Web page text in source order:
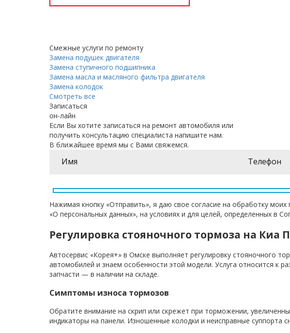
Смежные услуги по ремонту
Замена подушек двигателя
Замена ступичного подшипника
Замена масла и масляного фильтра двигателя
Замена колодок
Смотреть все
Записаться
он-лайн
Если Вы хотите записаться на ремонт автомобиля или
получить консультацию специалиста напишите нам.
В ближайшее время мы с Вами свяжемся.
Нажимая кнопку «Отправить», я даю свое согласие на обработку
«О персональных данных», на условиях и для целей, определенных в
Регулировка стояночного тормоза на Киа
Автосервис «Корея+» в Омске выполняет регулировку стояночного
автомобилей и знаем особенности этой модели. Услуга относится к
запчасти — в наличии на складе.
Симптомы износа тормозов
Обратите внимание на скрип или скрежет при торможении,
индикаторы на панели. Изношенные колодки и неисправные суппорта